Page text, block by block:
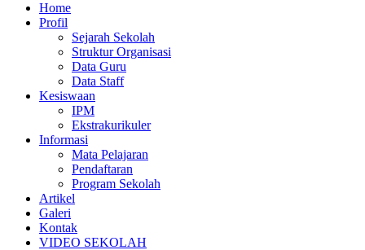
Home
Profil
Sejarah Sekolah
Struktur Organisasi
Data Guru
Data Staff
Kesiswaan
IPM
Ekstrakurikuler
Informasi
Mata Pelajaran
Pendaftaran
Program Sekolah
Artikel
Galeri
Kontak
VIDEO SEKOLAH